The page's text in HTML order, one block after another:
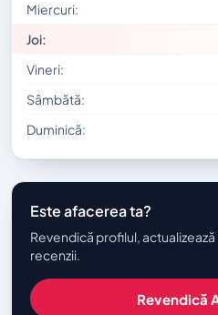
Miercuri:
Joi:
Vineri:
Sâmbătă:
Duminică:
Este afacerea ta?
Revendică profilul,
recenzii.
Revendică